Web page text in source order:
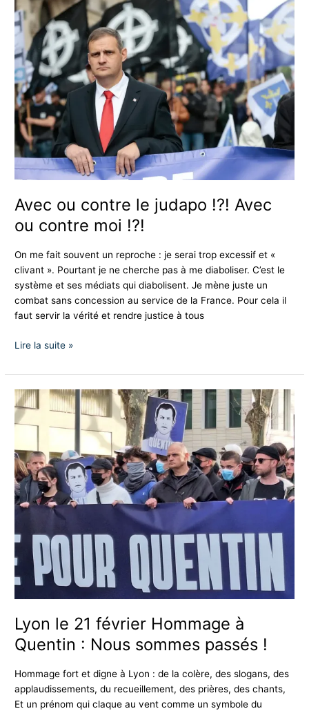
Avec ou contre le judapo !?! Avec
ou contre moi !?!
On me fait souvent un reproche : je serai trop excessif et «
clivant ». Pourtant je ne cherche pas à me diaboliser. C’est le
système et ses médiats qui diabolisent. Je mène juste un
combat sans concession au service de la France. Pour cela il
faut servir la vérité et rendre justice à tous
ou
contre
le
judapo
!?!
Avec
ou
contre
moi
!?!
Lire la suite »
Lyon le 21 février Hommage à
Quentin : Nous sommes passés !
Hommage fort et digne à Lyon : de la colère, des slogans, des
applaudissements, du recueillement, des prières, des chants,
Et un prénom qui claque au vent comme un symbole du
Lyon
le
21
Hommage
à
Quentin
:
sommes
passés
!